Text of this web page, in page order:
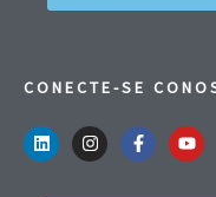
CONECTE-SE